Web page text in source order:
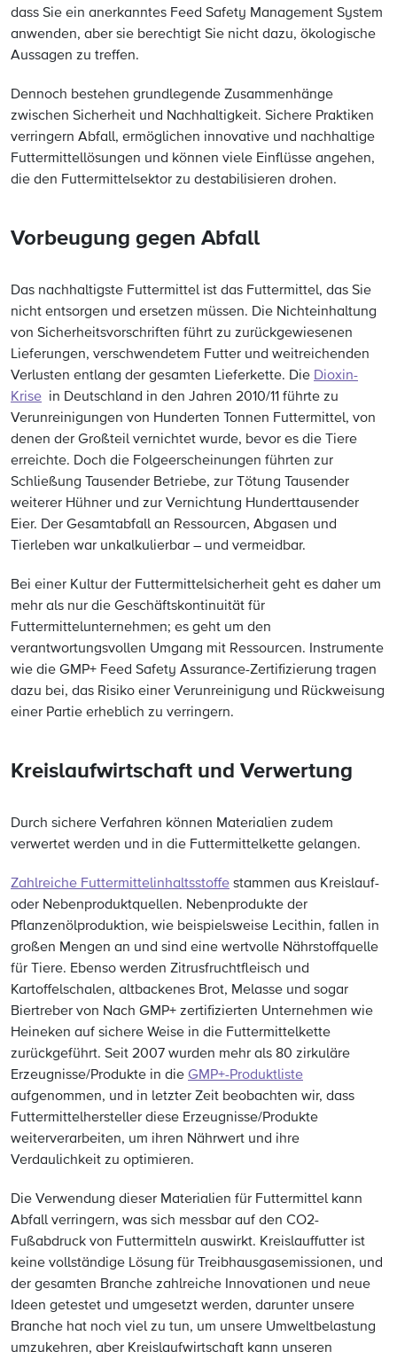
dass Sie ein anerkanntes Feed Safety Management System
anwenden, aber sie berechtigt Sie nicht dazu, ökologische
Aussagen zu treffen.
Dennoch bestehen grundlegende Zusammenhänge
zwischen Sicherheit und Nachhaltigkeit. Sichere Praktiken
verringern Abfall, ermöglichen innovative und nachhaltige
Futtermittellösungen und können viele Einflüsse angehen,
die den Futtermittelsektor zu destabilisieren drohen.
Vorbeugung gegen Abfall
Das nachhaltigste Futtermittel ist das Futtermittel, das Sie
nicht entsorgen und ersetzen müssen. Die Nichteinhaltung
von Sicherheitsvorschriften führt zu zurückgewiesenen
Lieferungen, verschwendetem Futter und weitreichenden
Verlusten entlang der gesamten Lieferkette. Die Dioxin-
Krise in Deutschland in den Jahren 2010/11 führte zu
Verunreinigungen von Hunderten Tonnen Futtermittel, von
denen der Großteil vernichtet wurde, bevor es die Tiere
erreichte. Doch die Folgeerscheinungen führten zur
Schließung Tausender Betriebe, zur Tötung Tausender
weiterer Hühner und zur Vernichtung Hunderttausender
Eier. Der Gesamtabfall an Ressourcen, Abgasen und
Tierleben war unkalkulierbar – und vermeidbar.
Bei einer Kultur der Futtermittelsicherheit geht es daher um
mehr als nur die Geschäftskontinuität für
Futtermittelunternehmen; es geht um den
verantwortungsvollen Umgang mit Ressourcen. Instrumente
wie die GMP+ Feed Safety Assurance-Zertifizierung tragen
dazu bei, das Risiko einer Verunreinigung und Rückweisung
einer Partie erheblich zu verringern.
Kreislaufwirtschaft und Verwertung
Durch sichere Verfahren können Materialien zudem
verwertet werden und in die Futtermittelkette gelangen.
Zahlreiche Futtermittelinhaltsstoffe stammen aus Kreislauf-
oder Nebenproduktquellen. Nebenprodukte der
Pflanzenölproduktion, wie beispielsweise Lecithin, fallen in
großen Mengen an und sind eine wertvolle Nährstoffquelle
für Tiere. Ebenso werden Zitrusfruchtfleisch und
Kartoffelschalen, altbackenes Brot, Melasse und sogar
Biertreber von Nach GMP+ zertifizierten Unternehmen wie
Heineken auf sichere Weise in die Futtermittelkette
zurückgeführt. Seit 2007 wurden mehr als 80 zirkuläre
Erzeugnisse/Produkte in die GMP+-Produktliste
aufgenommen, und in letzter Zeit beobachten wir, dass
Futtermittelhersteller diese Erzeugnisse/Produkte
weiterverarbeiten, um ihren Nährwert und ihre
Verdaulichkeit zu optimieren.
Die Verwendung dieser Materialien für Futtermittel kann
Abfall verringern, was sich messbar auf den CO2-
Fußabdruck von Futtermitteln auswirkt. Kreislauffutter ist
keine vollständige Lösung für Treibhausgasemissionen, und
der gesamten Branche zahlreiche Innovationen und neue
Ideen getestet und umgesetzt werden, darunter unsere
Branche hat noch viel zu tun, um unsere Umweltbelastung
umzukehren, aber Kreislaufwirtschaft kann unseren